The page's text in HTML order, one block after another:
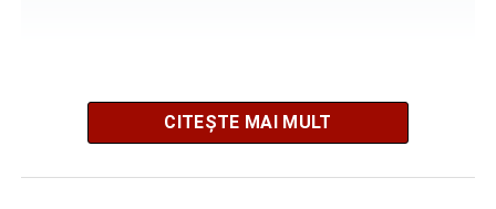
Potrivit informațiilor transmise de polițiști, în jurul orei
CITEȘTE MAI MULT